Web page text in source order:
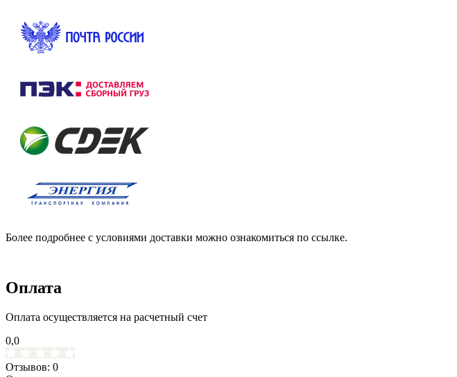
Более подробнее с условиями доставки можно ознакомиться по ссылке.
Оплата
Оплата осуществляется на расчетный счет
0,0
Отзывов: 0